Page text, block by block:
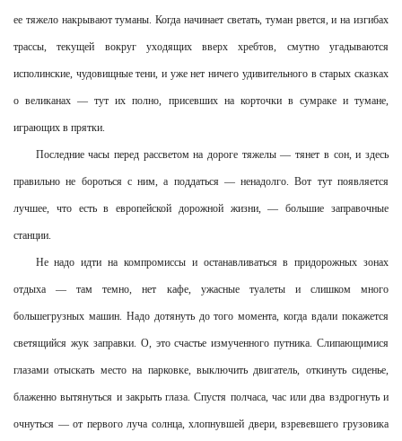
ее тяжело накрывают туманы. Когда начинает светать, туман рвется, и на изгибах
трассы, текущей вокруг уходящих вверх хребтов, смутно угадываются
исполинские, чудовищные тени, и уже нет ничего удивительного в старых сказках
о великанах — тут их полно, присевших на корточки в сумраке и тумане,
играющих в прятки.
Последние часы перед рассветом на дороге тяжелы — тянет в сон, и здесь
правильно не бороться с ним, а поддаться — ненадолго. Вот тут появляется
лучшее, что есть в европейской дорожной жизни, — большие заправочные
станции.
Не надо идти на компромиссы и останавливаться в придорожных зонах
отдыха — там темно, нет кафе, ужасные туалеты и слишком много
большегрузных машин. Надо дотянуть до того момента, когда вдали покажется
светящийся жук заправки. О, это счастье измученного путника. Слипающимися
глазами отыскать место на парковке, выключить двигатель, откинуть сиденье,
блаженно вытянуться и закрыть глаза. Спустя полчаса, час или два вздрогнуть и
очнуться — от первого луча солнца, хлопнувшей двери, взревевшего грузовика